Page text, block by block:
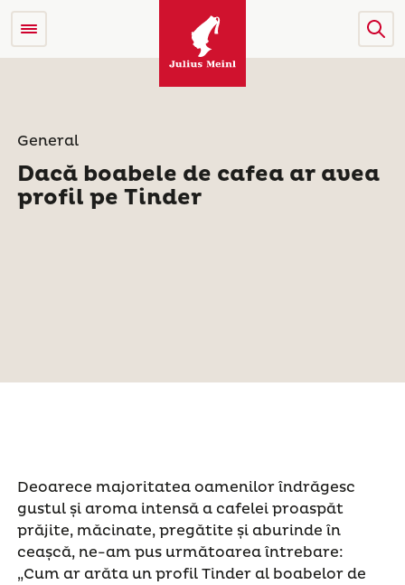
General
Dacă boabele de cafea ar avea
profil pe Tinder
Deoarece majoritatea oamenilor îndrăgesc
gustul și aroma intensă a cafelei proaspăt
prăjite, măcinate, pregătite și aburinde în
ceașcă, ne-am pus următoarea întrebare:
„Cum ar arăta un profil Tinder al boabelor de